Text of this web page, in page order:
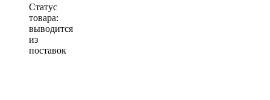
Статус
товара:
выводится
из
поставок